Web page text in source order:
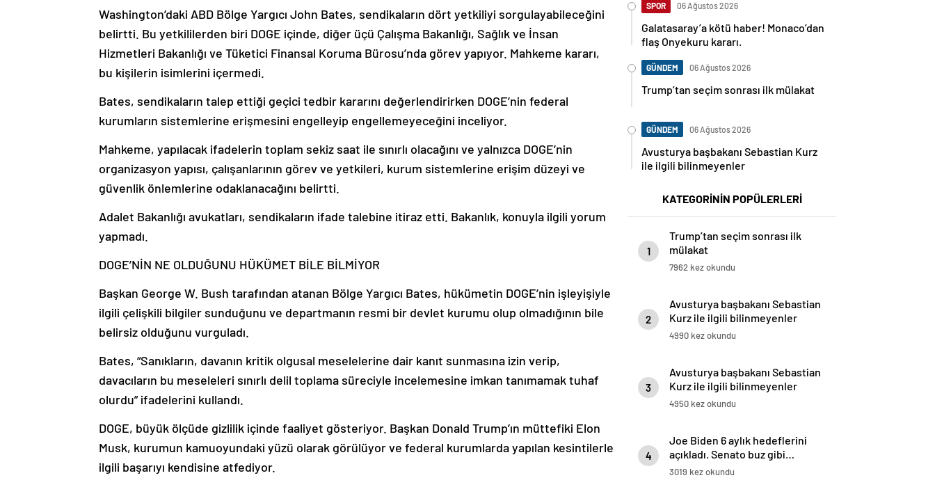
Washington’daki ABD Bölge Yargıcı John Bates, sendikaların dört yetkiliyi sorgulayabileceğini
belirtti. Bu yetkililerden biri DOGE içinde, diğer üçü Çalışma Bakanlığı, Sağlık ve İnsan
Hizmetleri Bakanlığı ve Tüketici Finansal Koruma Bürosu’nda görev yapıyor. Mahkeme kararı,
bu kişilerin isimlerini içermedi.
Bates, sendikaların talep ettiği geçici tedbir kararını değerlendirirken DOGE’nin federal
kurumların sistemlerine erişmesini engelleyip engellemeyeceğini inceliyor.
Mahkeme, yapılacak ifadelerin toplam sekiz saat ile sınırlı olacağını ve yalnızca DOGE’nin
organizasyon yapısı, çalışanlarının görev ve yetkileri, kurum sistemlerine erişim düzeyi ve
güvenlik önlemlerine odaklanacağını belirtti.
Adalet Bakanlığı avukatları, sendikaların ifade talebine itiraz etti. Bakanlık, konuyla ilgili yorum
yapmadı.
DOGE’NİN NE OLDUĞUNU HÜKÜMET BİLE BİLMİYOR
Başkan George W. Bush tarafından atanan Bölge Yargıcı Bates, hükümetin DOGE’nin işleyişiyle
ilgili çelişkili bilgiler sunduğunu ve departmanın resmi bir devlet kurumu olup olmadığının bile
belirsiz olduğunu vurguladı.
Bates, “Sanıkların, davanın kritik olgusal meselelerine dair kanıt sunmasına izin verip,
davacıların bu meseleleri sınırlı delil toplama süreciyle incelemesine imkan tanımamak tuhaf
olurdu” ifadelerini kullandı.
DOGE, büyük ölçüde gizlilik içinde faaliyet gösteriyor. Başkan Donald Trump’ın müttefiki Elon
Musk, kurumun kamuoyundaki yüzü olarak görülüyor ve federal kurumlarda yapılan kesintilerle
ilgili başarıyı kendisine atfediyor.
SPOR 06 Ağustos 2026
Galatasaray’a kötü haber! Monaco’dan
flaş Onyekuru kararı.
GÜNDEM 06 Ağustos 2026
Trump’tan seçim sonrası ilk mülakat
GÜNDEM 06 Ağustos 2026
Avusturya başbakanı Sebastian Kurz
ile ilgili bilinmeyenler
KATEGORİNİN POPÜLERLERİ
1
Trump’tan seçim sonrası ilk
mülakat
7962 kez okundu
2
Avusturya başbakanı Sebastian
Kurz ile ilgili bilinmeyenler
4990 kez okundu
3
Avusturya başbakanı Sebastian
Kurz ile ilgili bilinmeyenler
4950 kez okundu
4
Joe Biden 6 aylık hedeflerini
açıkladı. Senato buz gibi…
3019 kez okundu